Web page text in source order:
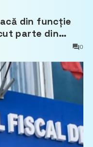
din funcție
parte din
0